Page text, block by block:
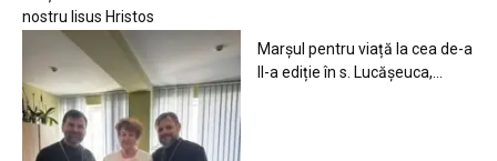
nostru Iisus Hristos
Marșul pentru viață la cea de-a
II-a ediție în s. Lucășeuca,...